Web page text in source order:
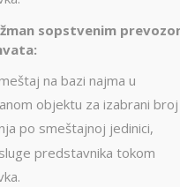
sopstvenim
na bazi najma u
objektu za izabrani broj
po smeštajnoj jedinici,
predstavnika tokom